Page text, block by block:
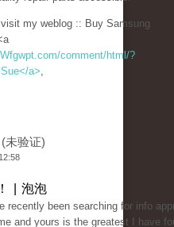
my weblog :: Buy Samsung
comment/html/?
a>,
未验证)
| 泡泡
recently been searching for info
and yours is the greatest I have